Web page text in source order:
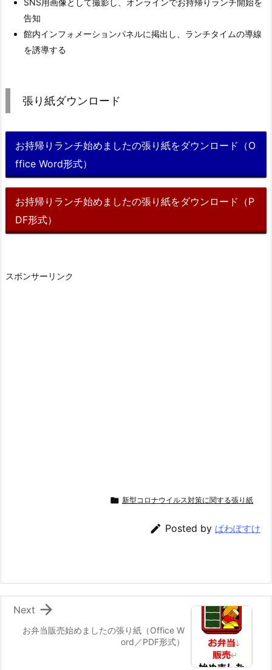
告知
館内インフォメーションパネルに掲出し、ランチタイムの導線
を誘導する
張り紙ダウンロード
お持帰りランチ始めましたの張り紙をダウンロード（O
ffice Word形式）
お持帰りランチ始めましたの張り紙をダウンロード（P
DF形式）
スポンサーリンク
 新型コロナウイルス対策に関する張り紙
 Posted by ぱわぽすけ
お弁当販売始めましたの張り紙（Office W
ord／PDF形式）

Next